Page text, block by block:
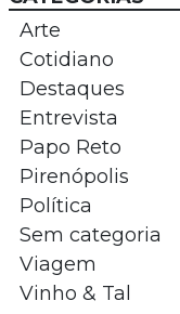
Arte
Cotidiano
Destaques
Entrevista
Papo Reto
Pirenópolis
Política
Sem categoria
Viagem
Vinho & Tal